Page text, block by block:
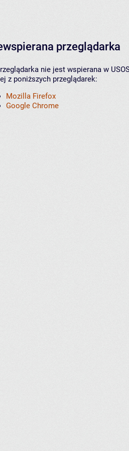
przeglądarka
nie jest wspierana w
z poniższych przeglądarek:
Mozilla Firefox
Google Chrome